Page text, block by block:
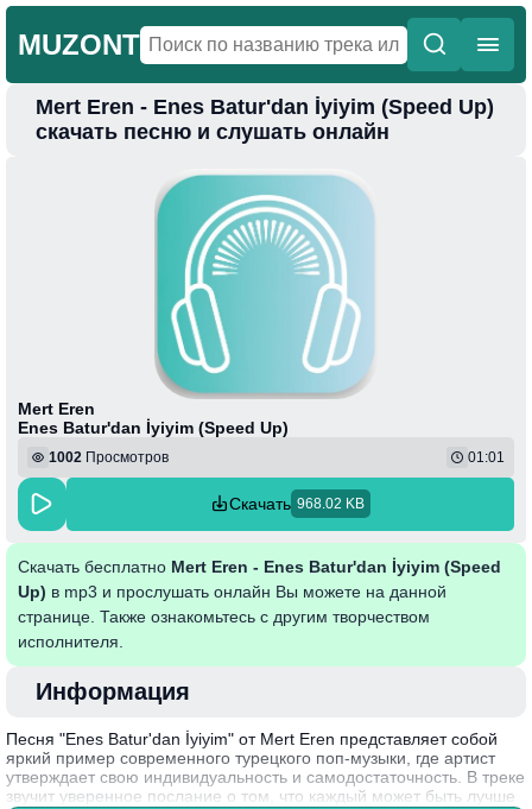
MUZONT
Главная
Mert Eren - Enes Batur'dan İyiyim (Speed Up)
скачать песню и слушать онлайн
Mert Eren
Enes Batur'dan İyiyim (Speed Up)
1002 Просмотров 01:01
Скачать 968.02 KB
Скачать бесплатно Mert Eren - Enes Batur'dan İyiyim (Speed
Up) в mp3 и прослушать онлайн Вы можете на данной
странице. Также ознакомьтесь с другим творчеством
исполнителя.
Информация
Песня "Enes Batur'dan İyiyim" от Mert Eren представляет собой
яркий пример современного турецкого поп-музыки, где артист
утверждает свою индивидуальность и самодостаточность. В треке
звучит уверенное послание о том, что каждый может быть лучше